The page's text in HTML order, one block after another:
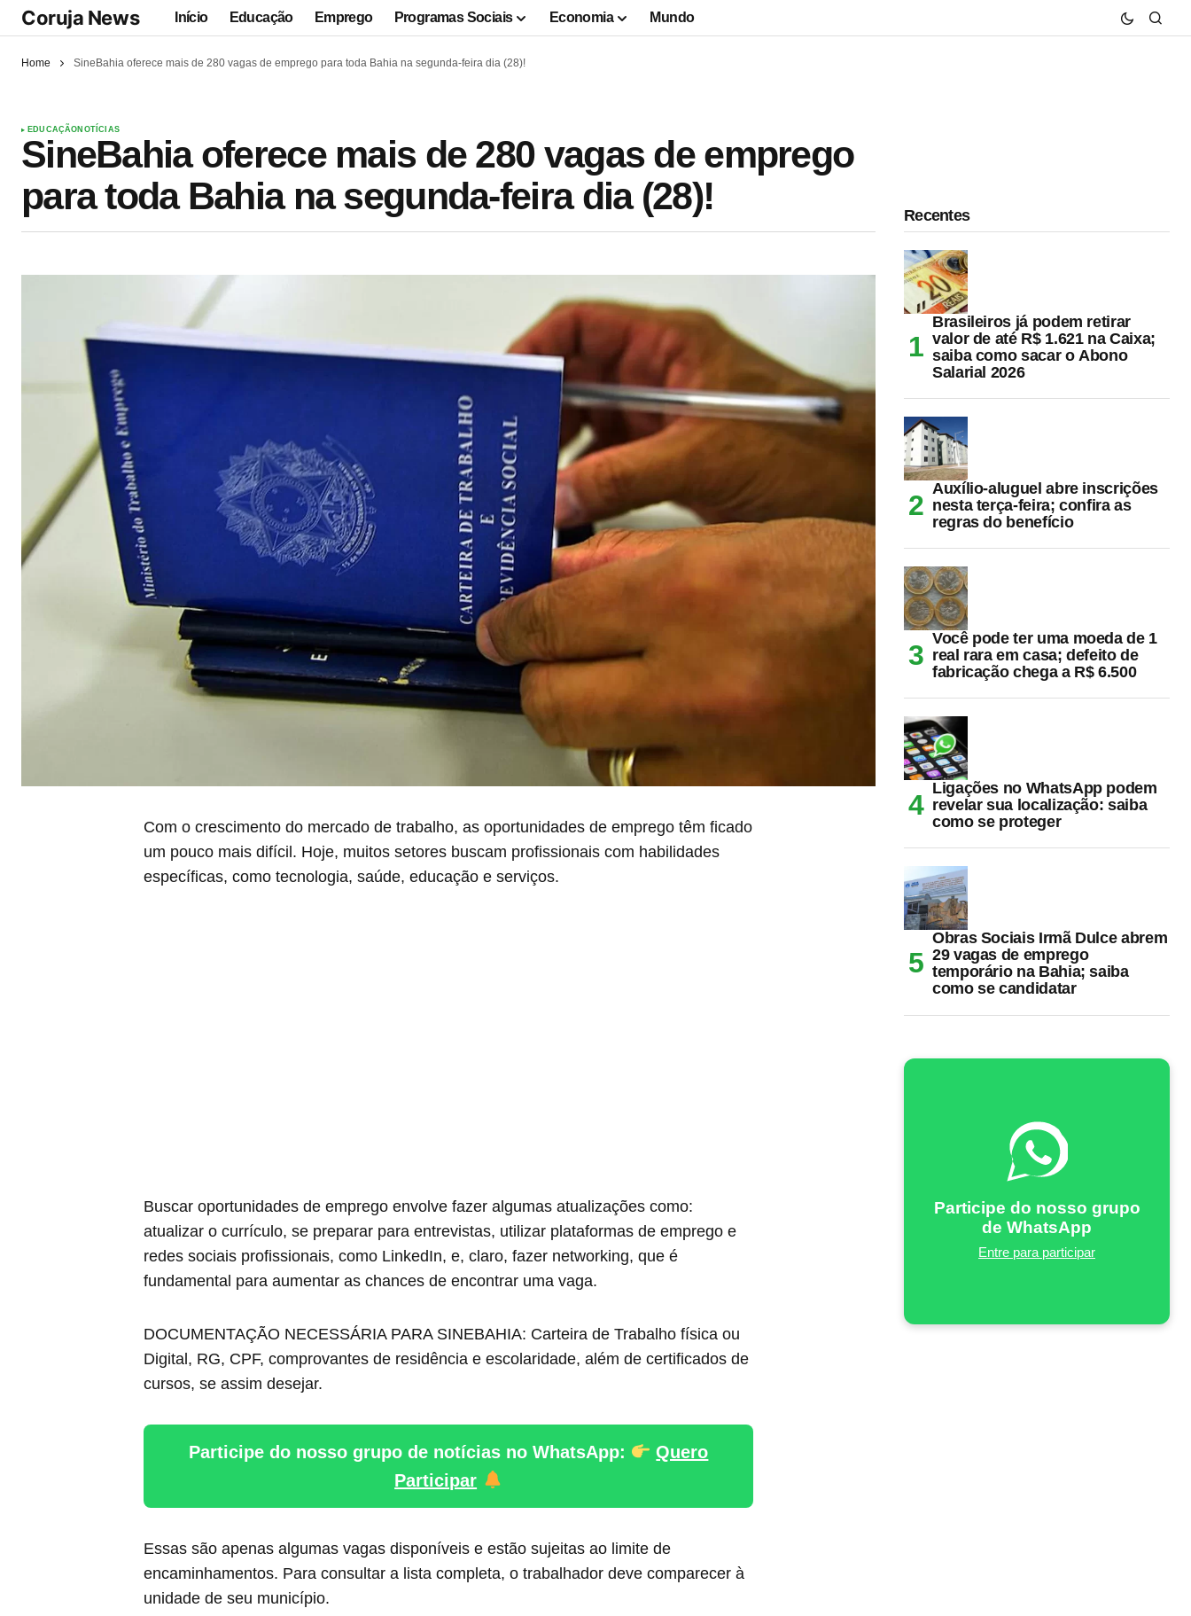
Coruja News Início Educação Emprego Programas Sociais Economia Mundo
Home SineBahia oferece mais de 280 vagas de emprego para toda Bahia na segunda-feira dia (28)!
EDUCAÇÃONOTÍCIAS
SineBahia oferece mais de 280 vagas de emprego
para toda Bahia na segunda-feira dia (28)!
Com o crescimento do mercado de trabalho, as oportunidades de emprego têm ficado
um pouco mais difícil. Hoje, muitos setores buscam profissionais com habilidades
específicas, como tecnologia, saúde, educação e serviços.
Buscar oportunidades de emprego envolve fazer algumas atualizações como:
atualizar o currículo, se preparar para entrevistas, utilizar plataformas de emprego e
redes sociais profissionais, como LinkedIn, e, claro, fazer networking, que é
fundamental para aumentar as chances de encontrar uma vaga.
DOCUMENTAÇÃO NECESSÁRIA PARA SINEBAHIA: Carteira de Trabalho física ou
Digital, RG, CPF, comprovantes de residência e escolaridade, além de certificados de
cursos, se assim desejar.
Participe do nosso grupo de notícias no WhatsApp:
Quero
Participar
Essas são apenas algumas vagas disponíveis e estão sujeitas ao limite de
encaminhamentos. Para consultar a lista completa, o trabalhador deve comparecer à
unidade de seu município.
Recentes
Brasileiros já podem retirar
valor de até R$ 1.621 na Caixa;
saiba como sacar o Abono
Salarial 2026
Auxílio-aluguel abre inscrições
nesta terça-feira; confira as
regras do benefício
Você pode ter uma moeda de 1
real rara em casa; defeito de
fabricação chega a R$ 6.500
Ligações no WhatsApp podem
revelar sua localização: saiba
como se proteger
Obras Sociais Irmã Dulce abrem
29 vagas de emprego
temporário na Bahia; saiba
como se candidatar
Participe do nosso grupo
de WhatsApp
Entre para participar